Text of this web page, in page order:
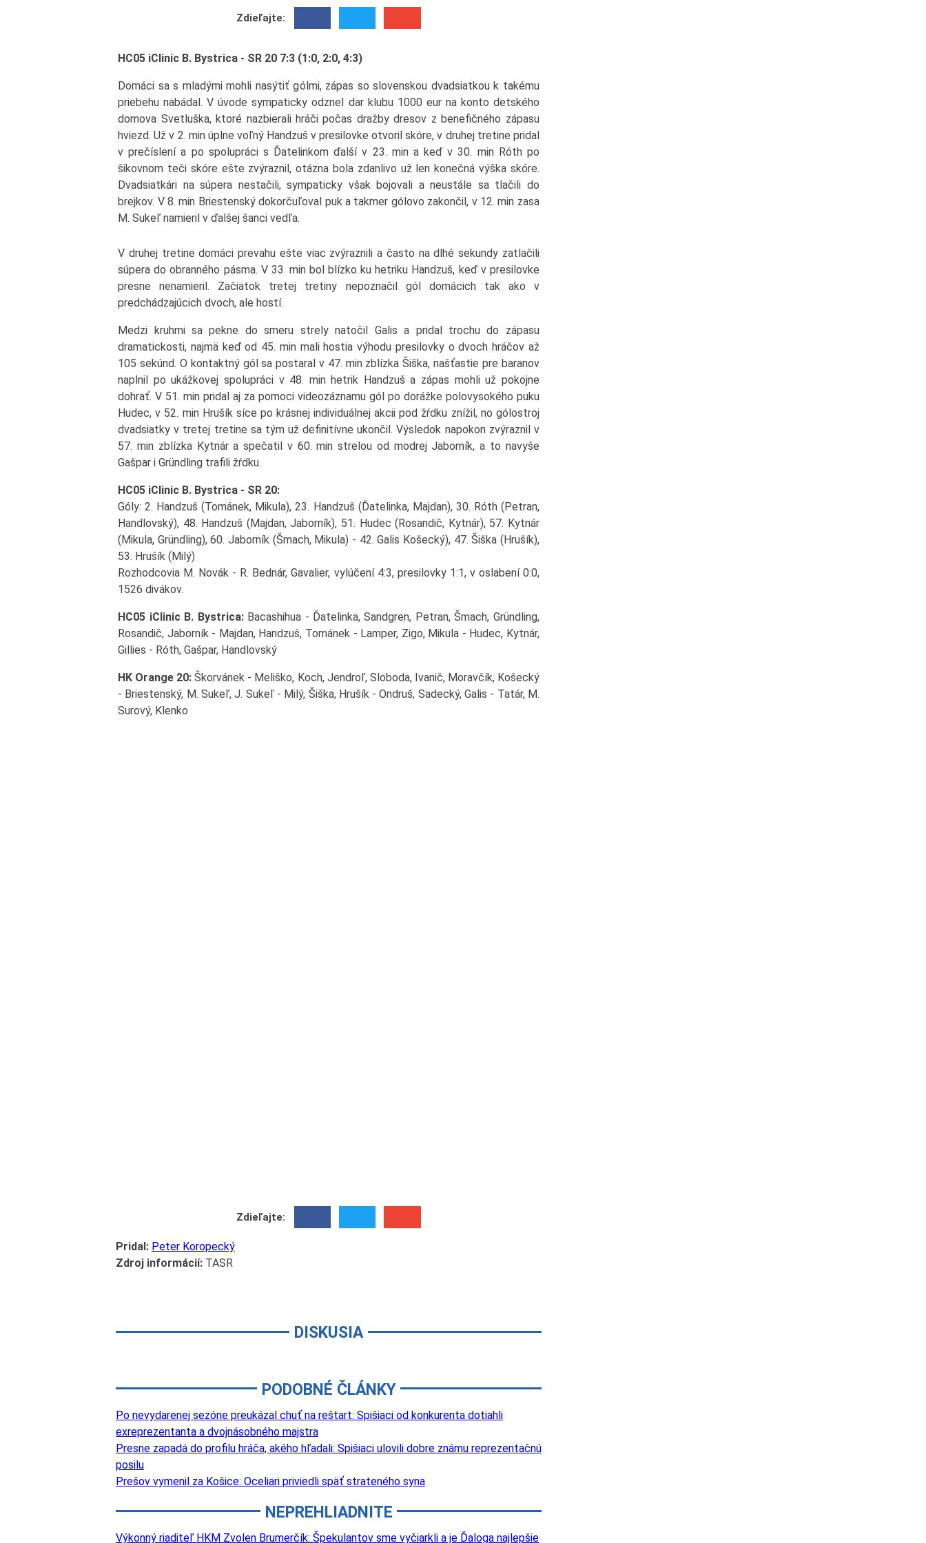
Zdieľajte:
HC05 iClinic B. Bystrica - SR 20 7:3 (1:0, 2:0, 4:3)
Domáci sa s mladými mohli nasýtiť gólmi, zápas so slovenskou dvadsiatkou k takému
priebehu nabádal. V úvode sympaticky odznel dar klubu 1000 eur na konto detského
domova Svetluška, ktoré nazbierali hráči počas dražby dresov z benefičného zápasu
hviezd. Už v 2. min úplne voľný Handzuš v presilovke otvoril skóre, v druhej tretine pridal
v prečíslení a po spolupráci s Ďatelinkom ďalší v 23. min a keď v 30. min Róth po
šikovnom teči skóre ešte zvýraznil, otázna bola zdanlivo už len konečná výška skóre.
Dvadsiatkári na súpera nestačili, sympaticky však bojovali a neustále sa tlačili do
brejkov. V 8. min Briestenský dokorčuľoval puk a takmer gólovo zakončil, v 12. min zasa
M. Sukeľ namieril v ďalšej šanci vedľa.
V druhej tretine domáci prevahu ešte viac zvýraznili a často na dlhé sekundy zatlačili
súpera do obranného pásma. V 33. min bol blízko ku hetriku Handzuš, keď v presilovke
presne nenamieril. Začiatok tretej tretiny nepoznačil gól domácich tak ako v
predchádzajúcich dvoch, ale hostí.
Medzi kruhmi sa pekne do smeru strely natočil Galis a pridal trochu do zápasu
dramatickosti, najmä keď od 45. min mali hostia výhodu presilovky o dvoch hráčov až
105 sekúnd. O kontaktný gól sa postaral v 47. min zblízka Šiška, našťastie pre baranov
naplnil po ukážkovej spolupráci v 48. min hetrik Handzuš a zápas mohli už pokojne
dohrať. V 51. min pridal aj za pomoci videozáznamu gól po dorážke polovysokého puku
Hudec, v 52. min Hrušík síce po krásnej individuálnej akcii pod žŕdku znížil, no gólostroj
dvadsiatky v tretej tretine sa tým už definitívne ukončil. Výsledok napokon zvýraznil v
57. min zblízka Kytnár a spečatil v 60. min strelou od modrej Jaborník, a to navyše
Gašpar i Gründling trafili žŕdku.
HC05 iClinic B. Bystrica - SR 20:
Góly: 2. Handzuš (Tománek, Mikula), 23. Handzuš (Ďatelinka, Majdan), 30. Róth (Petran,
Handlovský), 48. Handzuš (Majdan, Jaborník), 51. Hudec (Rosandič, Kytnár), 57. Kytnár
(Mikula, Gründling), 60. Jaborník (Šmach, Mikula) - 42. Galis Košecký), 47. Šiška (Hrušík),
53. Hrušík (Milý)
Rozhodcovia M. Novák - R. Bednár, Gavalier, vylúčení 4:3, presilovky 1:1, v oslabení 0:0,
1526 divákov.
HC05 iClinic B. Bystrica:Bacashihua - Ďatelinka, Sandgren, Petran, Šmach, Gründling,
Rosandič, Jaborník - Majdan, Handzuš, Tománek - Lamper, Zigo, Mikula - Hudec, Kytnár,
Gillies - Róth, Gašpar, Handlovský
HK Orange 20: Škorvánek - Meliško, Koch, Jendroľ, Sloboda, Ivanič, Moravčík, Košecký
- Briestenský, M. Sukeľ, J. Sukeľ - Milý, Šiška, Hrušík - Ondruš, Sadecký, Galis - Tatár, M.
Surový, Klenko
Zdieľajte:
Pridal: Peter Koropecký
Zdroj informácií: TASR
DISKUSIA
PODOBNÉ ČLÁNKY
Po nevydarenej sezóne preukázal chuť na reštart: Spišiaci od konkurenta dotiahli
exreprezentanta a dvojnásobného majstra
Presne zapadá do profilu hráča, akého hľadali: Spišiaci ulovili dobre známu reprezentačnú
posilu
Prešov vymenil za Košice: Oceliari priviedli späť strateného syna
NEPREHLIADNITE
Výkonný riaditeľ HKM Zvolen Brumerčík: Špekulantov sme vyčiarkli a je Ďaloga najlepšie